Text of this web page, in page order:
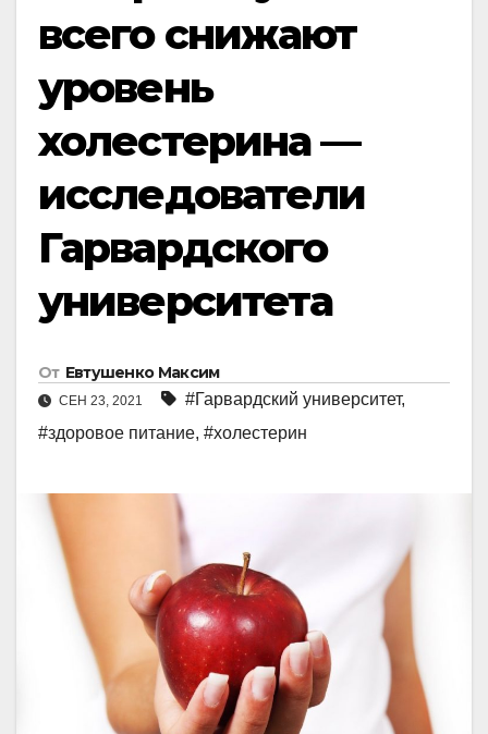
всего снижают
уровень
холестерина —
исследователи
Гарвардского
университета
От Евтушенко Максим
СЕН 23, 2021 #Гарвардский университет,
#здоровое питание, #холестерин